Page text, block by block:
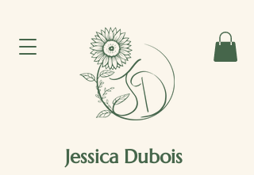
Jessica Dubois